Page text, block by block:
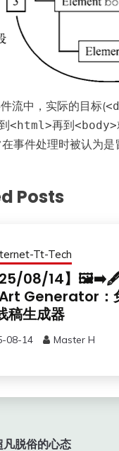
流中，实际的目标(
<html>再到<body>
事件处理时被认为是
Posts
Tt-Tech
08/14】
Generator：
稿生成器
08-14 Master H
脱俗的心态